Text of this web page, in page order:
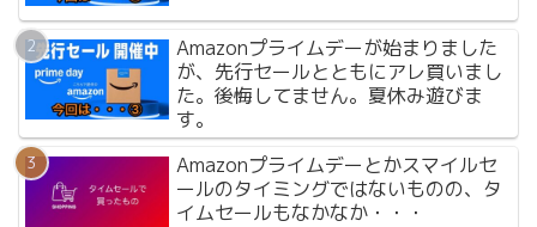
Amazonプライムデーが始まりました
が、先行セールとともにアレ買いまし
た。後悔してません。夏休み遊びま
す。
Amazonプライムデーとかスマイルセ
ールのタイミングではないものの、タ
イムセールもなかなか・・・